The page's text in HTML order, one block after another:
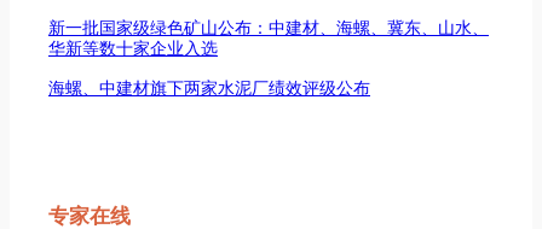
新一批国家级绿色矿山公布：中建材、海螺、冀东、山水、
华新等数十家企业入选
海螺、中建材旗下两家水泥厂绩效评级公布
专家在线